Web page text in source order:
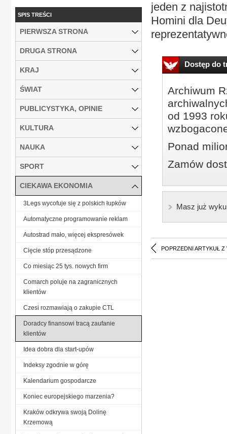
jeden z
Homini dla
Dostęp do
Archiwum
od 1993
Ponad
Zamów
Masz już
POPRZEDNI ARTYKUŁ Z
SPIS TREŚCI
PIERWSZA STRONA
DRUGA STRONA
KRAJ
ŚWIAT
PUBLICYSTYKA, OPINIE
KULTURA
NAUKA
SPORT
CIEKAWA EKONOMIA
3Legs wycofuje się z polskich łupków
Automatyczne programowanie reklam
Autostrad mało, więcej ekspresówek
Cięcie stóp przesądzone
Co miesiąc 25 tys. nowych firm
Comarch poluje na zagranicznych
klientów
Czesi rozmawiają o zakupie CTL
Doradcy finansowi tracą zaufanie
klientów
Idea dobra dla start-upów
Indeksy zgodnie w górę
Kalendarium gospodarcze
Koniec europejskiego marzenia?
Kraków odkrywa swoją Dolinę
Krzemową